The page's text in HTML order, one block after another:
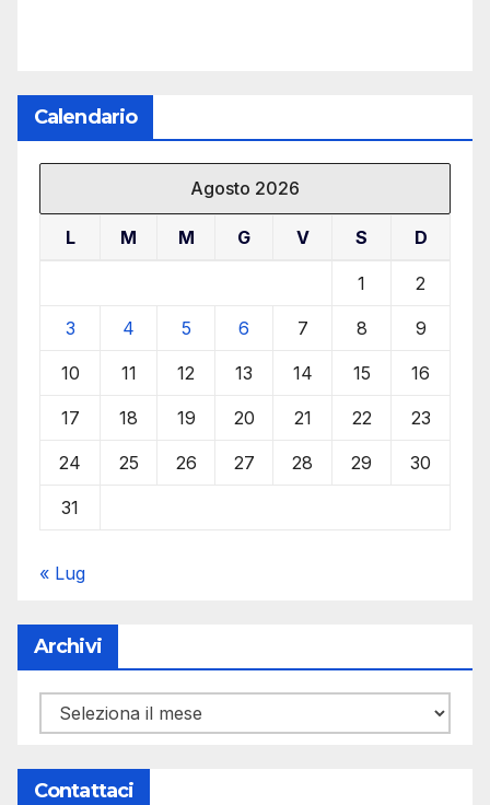
Calendario
Agosto 2026
L M M G V S D
1 2
3 4 5 6 7 8 9
10 11 12 13 14 15 16
17 18 19 20 21 22 23
24 25 26 27 28 29 30
31
« Lug
Archivi
Archivi
Contattaci